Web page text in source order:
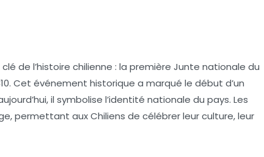
de l’histoire chilienne : la première Junte nationale du
Cet événement historique a marqué le début d’un
il symbolise l’identité nationale du pays. Les
permettant aux Chiliens de célébrer leur culture, leur